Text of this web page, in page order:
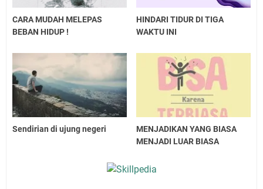
CARA MUDAH MELEPAS
BEBAN HIDUP !
HINDARI TIDUR DI TIGA
WAKTU INI
Sendirian di ujung negeri
MENJADIKAN YANG BIASA
MENJADI LUAR BIASA